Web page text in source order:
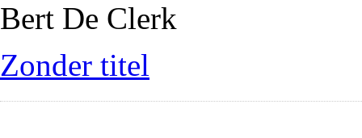
Bert De Clerk
Zonder titel